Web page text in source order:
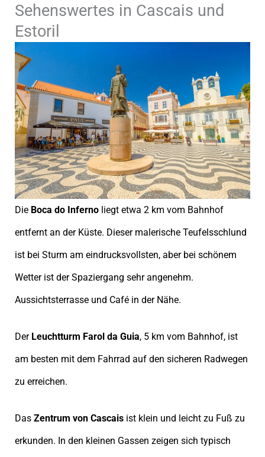
Sehenswertes in Cascais und
Estoril
Die Boca do Inferno liegt etwa 2 km vom Bahnhof
entfernt an der Küste. Dieser malerische Teufelsschlund
ist bei Sturm am eindrucksvollsten, aber bei schönem
Wetter ist der Spaziergang sehr angenehm.
Aussichtsterrasse und Café in der Nähe.
Der Leuchtturm Farol da Guia, 5 km vom Bahnhof, ist
am besten mit dem Fahrrad auf den sicheren Radwegen
zu erreichen.
Das Zentrum von Cascais ist klein und leicht zu Fuß zu
erkunden. In den kleinen Gassen zeigen sich typisch